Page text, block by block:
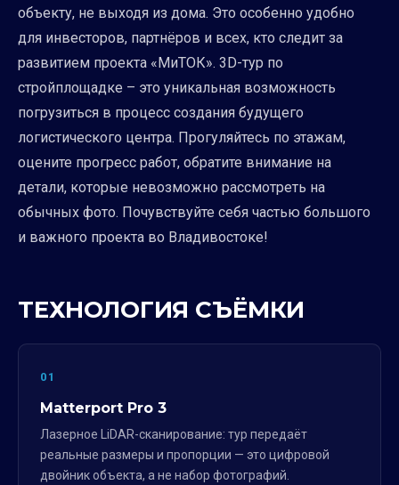
объекту, не выходя из дома. Это особенно удобно
для инвесторов, партнёров и всех, кто следит за
развитием проекта «МиТОК». 3D-тур по
стройплощадке – это уникальная возможность
погрузиться в процесс создания будущего
логистического центра. Прогуляйтесь по этажам,
оцените прогресс работ, обратите внимание на
детали, которые невозможно рассмотреть на
обычных фото. Почувствуйте себя частью большого
и важного проекта во Владивостоке!
ТЕХНОЛОГИЯ СЪЁМКИ
01
Matterport Pro 3
Лазерное LiDAR-сканирование: тур передаёт
реальные размеры и пропорции — это цифровой
двойник объекта, а не набор фотографий.